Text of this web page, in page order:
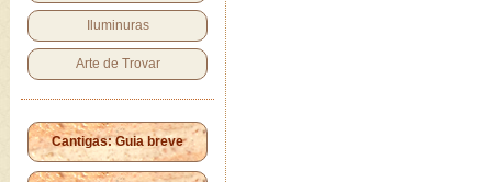
Iluminuras
Arte de Trovar
Cantigas: Guia breve